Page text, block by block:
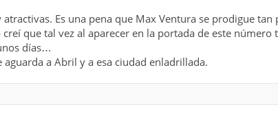
Es una pena que Max Ventura se prodigue tan
que tal vez al aparecer en la portada de este
días…
a Abril y a esa ciudad enladrillada.